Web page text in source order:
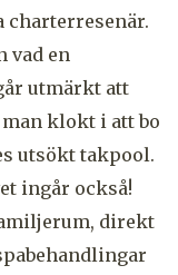
charterresenär.
vad en
utmärkt att
klokt i att bo
utsökt takpool.
ingår också!
direkt